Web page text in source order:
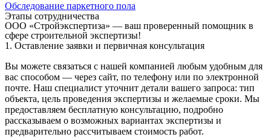
Обследование паркетного пола
Этапы сотрудничества
ООО «Стройэкспертиза» — ваш проверенный помощник в
сфере строительной экспертизы!
1. Оставление заявки и первичная консультация
Вы можете связаться с нашей компанией любым удобным для
вас способом — через сайт, по телефону или по электронной
почте. Наш специалист уточнит детали вашего запроса: тип
объекта, цель проведения экспертизы и желаемые сроки. Мы
предоставляем бесплатную консультацию, подробно
рассказываем о возможных вариантах экспертизы и
предварительно рассчитываем стоимость работ.